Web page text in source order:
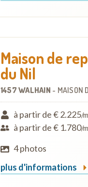
Maison de
du Nil
1457 WALHAIN - MAISON
à partir de € 2.225/
à partir de € 1.780/
4 photos
plus d'informations